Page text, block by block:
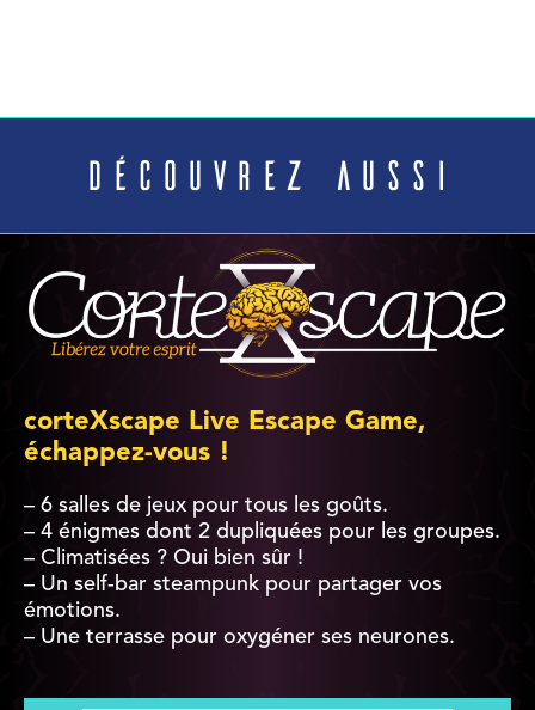
Découvrez aussi
corteXscape Live Escape Game,
échappez-vous !
– 6 salles de jeux pour tous les goûts.
– 4 énigmes dont 2 dupliquées pour les groupes.
– Climatisées ? Oui bien sûr !
– Un self-bar steampunk pour partager vos
émotions.
– Une terrasse pour oxygéner ses neurones.